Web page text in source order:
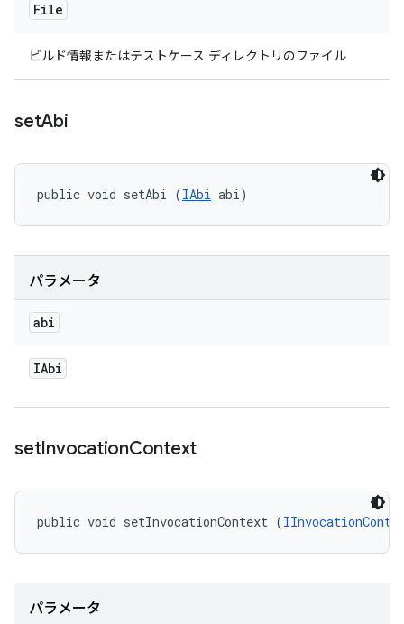
File
ビルド情報またはテストケース ディレクトリのファイル
setAbi
public void setAbi (IAbi abi)
パラメータ
abi
IAbi
setInvocationContext
public void setInvocationContext (
パラメータ